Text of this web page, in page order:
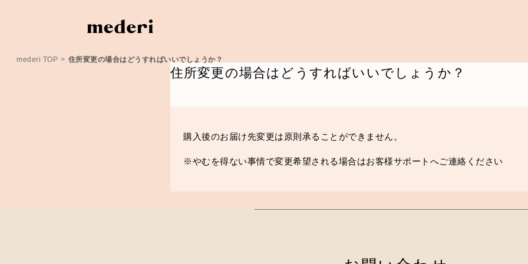
mederi TOP > 住所変更の場合はどうすればいいでしょうか？
住所変更の場合はどうすればいいでしょうか？
購入後のお届け先変更は原則承ることができません。
※やむを得ない事情で変更希望される場合はお客様サポート へご連絡ください